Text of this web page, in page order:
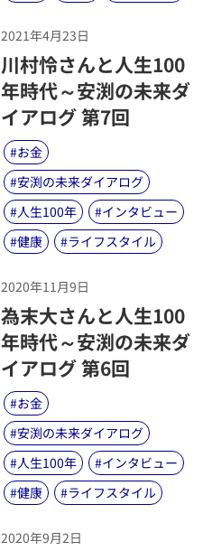
2021年4月23日
​川村怜さんと人生100
年時代～安渕の未来ダ
イアログ 第7回
#お金
#安渕の未来ダイアログ
#人生100年 #インタビュー
#健康 #ライフスタイル
2020年11月9日
​為末大さんと人生100
年時代～安渕の未来ダ
イアログ 第6回
#お金
#安渕の未来ダイアログ
#人生100年 #インタビュー
#健康 #ライフスタイル
2020年9月2日